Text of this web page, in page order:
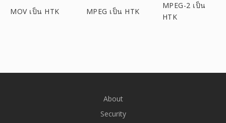
MOV เป็น HTK MPEG เป็น HTK
MPEG-2 เป็น
HTK
About
Security